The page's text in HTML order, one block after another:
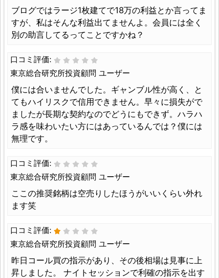
ブログではラージ1枚建てで18万の利益とか言ってま
すが、私はそんな利益出てませんよ。会員には全く
別の助言してるってことですかね？
口コミ評価:
東京総合研究所投資顧問 ユーザー
僕には合いませんでした。ギャンブル性が高く、と
てもハイリスクで信用できません。早々に損失がで
ましたが長期な契約なのでどうにもできず。ハラハ
ラ感を味わいたい方にはあっているんでは？僕には
無理です。
口コミ評価:
東京総合研究所投資顧問 ユーザー
ここの推奨銘柄は空売りしたほうがいいくらい外れ
ます笑
口コミ評価:
東京総合研究所投資顧問 ユーザー
昨日コール買の指示があり、その後相場は見事に上
昇しました。 ナイトセッションで利確の指示を出す